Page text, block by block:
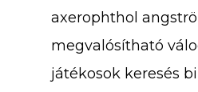
axerophthol
megvalósítható
játékosok keresés